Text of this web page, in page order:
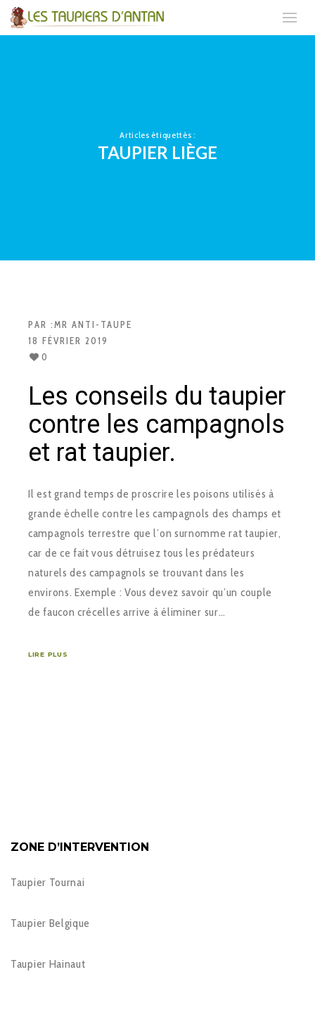
Articles étiquettés :
TAUPIER LIÈGE
PAR :MR ANTI-TAUPE
18 FÉVRIER 2019
0
Les conseils du taupier
contre les campagnols
et rat taupier.
Il est grand temps de proscrire les poisons utilisés à
grande échelle contre les campagnols des champs et
campagnols terrestre que l’on surnomme rat taupier,
car de ce fait vous détruisez tous les prédateurs
naturels des campagnols se trouvant dans les
environs. Exemple : Vous devez savoir qu’un couple
de faucon crécelles arrive à éliminer sur…
LIRE PLUS
ZONE D’INTERVENTION
Taupier Tournai
Taupier Belgique
Taupier Hainaut